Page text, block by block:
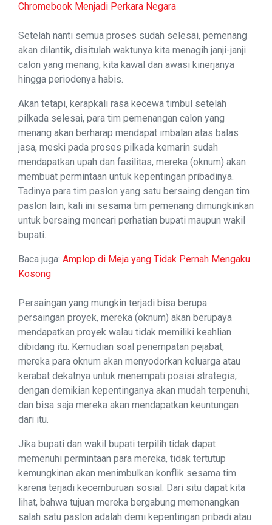
Chromebook Menjadi Perkara Negara
Setelah nanti semua proses sudah selesai, pemenang
akan dilantik, disitulah waktunya kita menagih janji-janji
calon yang menang, kita kawal dan awasi kinerjanya
hingga periodenya habis.
Akan tetapi, kerapkali rasa kecewa timbul setelah
pilkada selesai, para tim pemenangan calon yang
menang akan berharap mendapat imbalan atas balas
jasa, meski pada proses pilkada kemarin sudah
mendapatkan upah dan fasilitas, mereka (oknum) akan
membuat permintaan untuk kepentingan pribadinya.
Tadinya para tim paslon yang satu bersaing dengan tim
paslon lain, kali ini sesama tim pemenang dimungkinkan
untuk bersaing mencari perhatian bupati maupun wakil
bupati.
Baca juga: Amplop di Meja yang Tidak Pernah Mengaku
Kosong
Persaingan yang mungkin terjadi bisa berupa
persaingan proyek, mereka (oknum) akan berupaya
mendapatkan proyek walau tidak memiliki keahlian
dibidang itu. Kemudian soal penempatan pejabat,
mereka para oknum akan menyodorkan keluarga atau
kerabat dekatnya untuk menempati posisi strategis,
dengan demikian kepentinganya akan mudah terpenuhi,
dan bisa saja mereka akan mendapatkan keuntungan
dari itu.
Jika bupati dan wakil bupati terpilih tidak dapat
memenuhi permintaan para mereka, tidak tertutup
kemungkinan akan menimbulkan konflik sesama tim
karena terjadi kecemburuan sosial. Dari situ dapat kita
lihat, bahwa tujuan mereka bergabung memenangkan
salah satu paslon adalah demi kepentingan pribadi atau